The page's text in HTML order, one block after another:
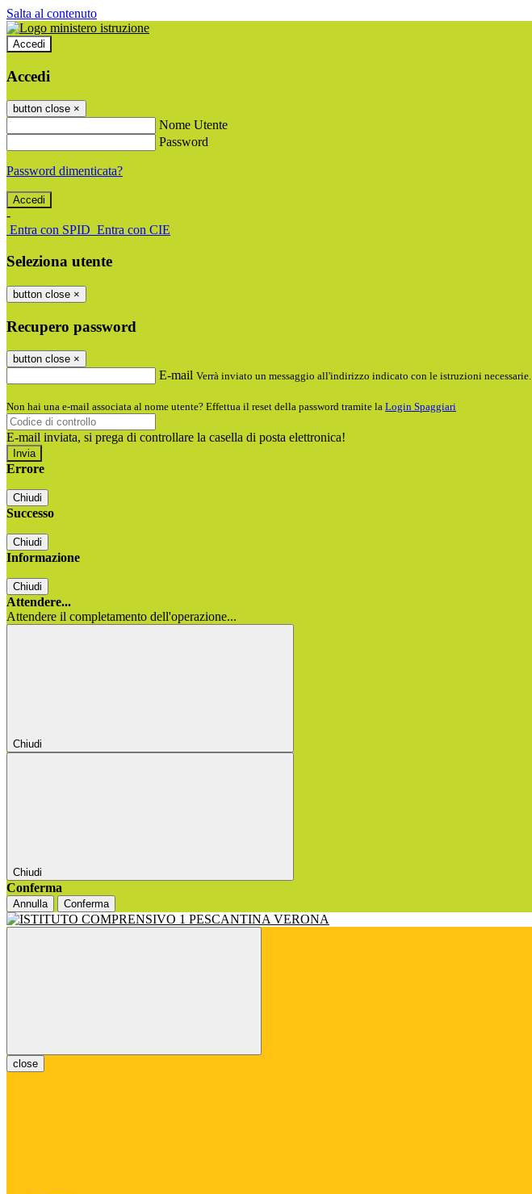
Salta al contenuto
Accedi
Accedi
button close ×
Nome Utente
Password
Password dimenticata?
-
Entra con SPID Entra con CIE
Seleziona utente
button close ×
Recupero password
button close ×
E-mail Verrà inviato un messaggio all'indirizzo indicato con le istruzioni necessarie.
Non hai una e-mail associata al nome utente? Effettua il reset della password tramite la Login Spaggiari
E-mail inviata, si prega di controllare la casella di posta elettronica!
Errore
Chiudi
Successo
Chiudi
Informazione
Chiudi
Attendere...
Attendere il completamento dell'operazione...
Chiudi
Chiudi
Conferma
Annulla Conferma
close